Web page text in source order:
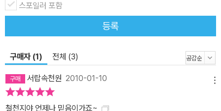
스포일러 포함
등록
구매자 (1) 전체 (3)
서랍속천원 2010-01-10
철천지야 언제나 믿음이가죠~